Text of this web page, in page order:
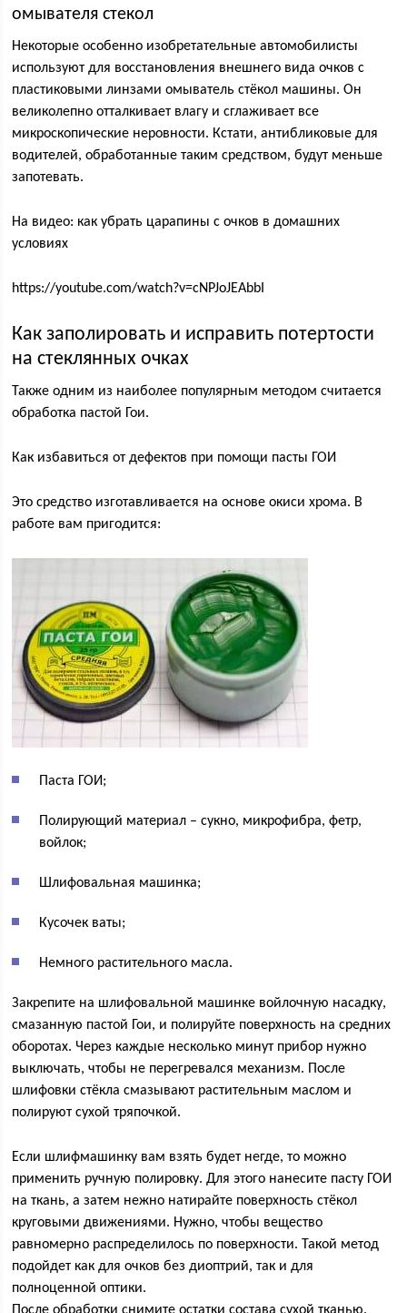
омывателя стекол
Некоторые особенно изобретательные автомобилисты
используют для восстановления внешнего вида очков с
пластиковыми линзами омыватель стёкол машины. Он
великолепно отталкивает влагу и сглаживает все
микроскопические неровности. Кстати, антибликовые для
водителей, обработанные таким средством, будут меньше
запотевать.
На видео: как убрать царапины с очков в домашних
условиях
https://youtube.com/watch?v=cNPJoJEAbbI
Как заполировать и исправить потертости
на стеклянных очках
Также одним из наиболее популярным методом считается
обработка пастой Гои.
Как избавиться от дефектов при помощи пасты ГОИ
Это средство изготавливается на основе окиси хрома. В
работе вам пригодится:
Паста ГОИ;
Полирующий материал – сукно, микрофибра, фетр,
войлок;
Шлифовальная машинка;
Кусочек ваты;
Немного растительного масла.
Закрепите на шлифовальной машинке войлочную насадку,
смазанную пастой Гои, и полируйте поверхность на средних
оборотах. Через каждые несколько минут прибор нужно
выключать, чтобы не перегревался механизм. После
шлифовки стёкла смазывают растительным маслом и
полируют сухой тряпочкой.
Если шлифмашинку вам взять будет негде, то можно
применить ручную полировку. Для этого нанесите пасту ГОИ
на ткань, а затем нежно натирайте поверхность стёкол
круговыми движениями. Нужно, чтобы вещество
равномерно распределилось по поверхности. Такой метод
подойдет как для очков без диоптрий, так и для
полноценной оптики.